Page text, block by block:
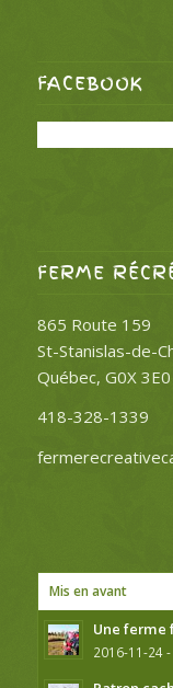
FACEBOOK
FERME
865 Route 159
St-Stanislas-de-
Québec, G0X 3E0
418-328-1339
Mis en avant
Une
2016-11-24